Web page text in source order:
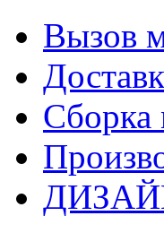
Вызов
Сборка